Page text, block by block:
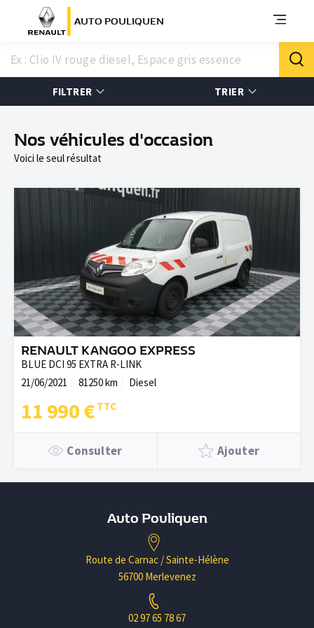
AUTO POULIQUEN
FILTRER TRIER
Nos véhicules d'occasion
Voici le seul résultat
RENAULT KANGOO EXPRESS
BLUE DCI 95 EXTRA R-LINK
21/06/2021
81250 km Diesel
11 990 €
Consulter Ajouter
Auto Pouliquen
Route de Carnac / Sainte-Hélène
56700 Merlevenez
02 97 65 78 67